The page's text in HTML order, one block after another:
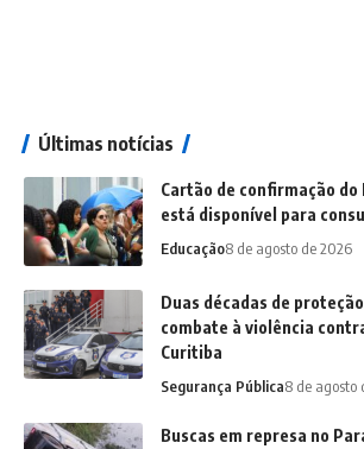
Últimas notícias
Cartão de confirmação do
está disponível para
Educação8 de agosto de 2026
Duas décadas de
combate à violência
Curitiba
Segurança Pública8 de agosto
Buscas em represa no